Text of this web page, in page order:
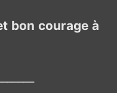
bon courage à